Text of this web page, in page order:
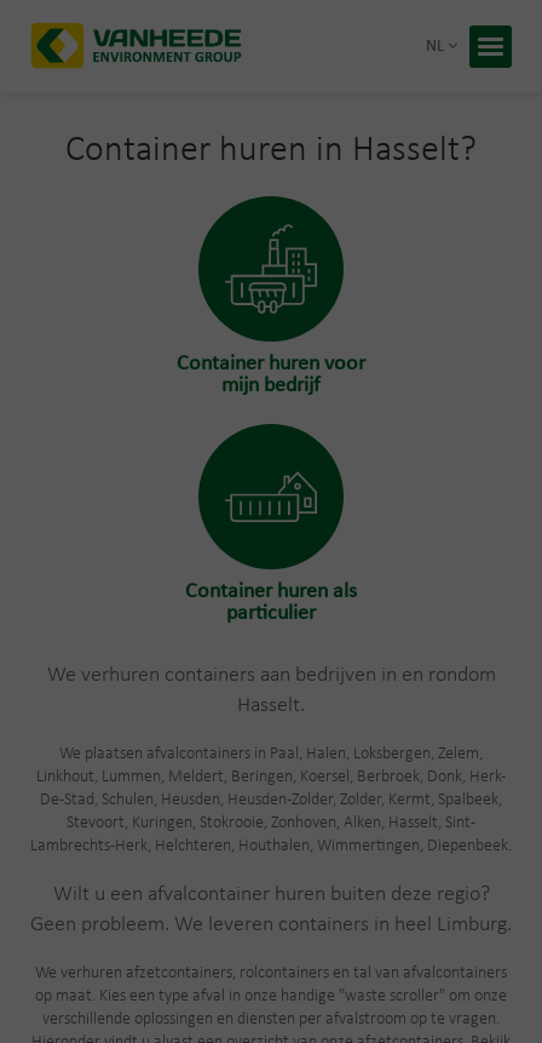
Terug
NL
Container huren in Hasselt?
Container huren voor
mijn bedrijf
Container huren als
particulier
We verhuren containers aan bedrijven in en rondom
Hasselt.
We plaatsen afvalcontainers in Paal, Halen, Loksbergen, Zelem,
Linkhout, Lummen, Meldert, Beringen, Koersel, Berbroek, Donk, Herk-
De-Stad, Schulen, Heusden, Heusden-Zolder, Zolder, Kermt, Spalbeek,
Stevoort, Kuringen, Stokrooie, Zonhoven, Alken, Hasselt, Sint-
Lambrechts-Herk, Helchteren, Houthalen, Wimmertingen, Diepenbeek.
Wilt u een afvalcontainer huren buiten deze regio?
Geen probleem. We leveren containers in heel Limburg.
We verhuren afzetcontainers, rolcontainers en tal van afvalcontainers
op maat. Kies een type afval in onze handige "waste scroller" om onze
verschillende oplossingen en diensten per afvalstroom op te vragen.